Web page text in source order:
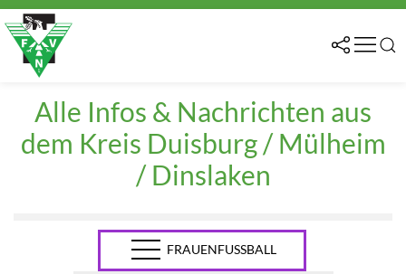
Alle Infos & Nachrichten aus
dem Kreis Duisburg / Mülheim
/ Dinslaken
FRAUENFUSSBALL